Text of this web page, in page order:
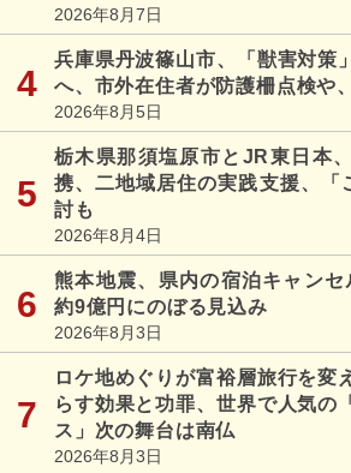
2026年8月7日
兵庫県丹波篠山市、「獣害対策
へ、市外在住者が防護柵点検や
2026年8月5日
栃木県那須塩原市とJR東日本
携、二地域居住の実践支援、「
討も
2026年8月4日
熊本地震、県内の宿泊キャンセ
約9億円にのぼる見込み
2026年8月3日
ロケ地めぐりが富裕層旅行を変
らす効果と功罪、世界で人気の
ス」次の舞台は南仏
2026年8月3日